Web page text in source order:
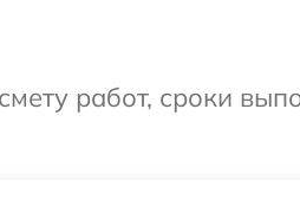
работ, сроки